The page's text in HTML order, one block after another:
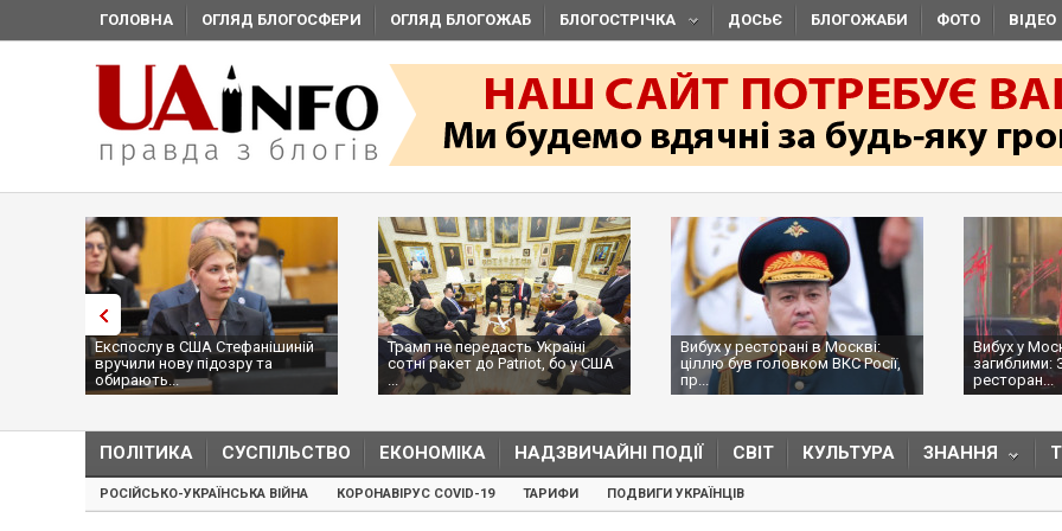
ГОЛОВНА ОГЛЯД БЛОГОСФЕРИ ОГЛЯД БЛОГОЖАБ БЛОГОСТРІЧКА ДОСЬЄ БЛОГОЖАБИ ФОТО ВІДЕО
Експослу в США Стефанішиній
вручили нову підозру та
обирають...
Трамп не передасть Україні
сотні ракет до Patriot, бо у США
...
Вибух у ресторані в Москві:
ціллю був головком ВКС Росії,
пр...
Вибух у
загиблими:
ресторан...
ПОЛІТИКА СУСПІЛЬСТВО ЕКОНОМІКА НАДЗВИЧАЙНІ ПОДІЇ СВІТ КУЛЬТУРА ЗНАННЯ
РОСІЙСЬКО-УКРАЇНСЬКА ВІЙНА КОРОНАВІРУС COVID-19 ТАРИФИ ПОДВИГИ УКРАЇНЦІВ